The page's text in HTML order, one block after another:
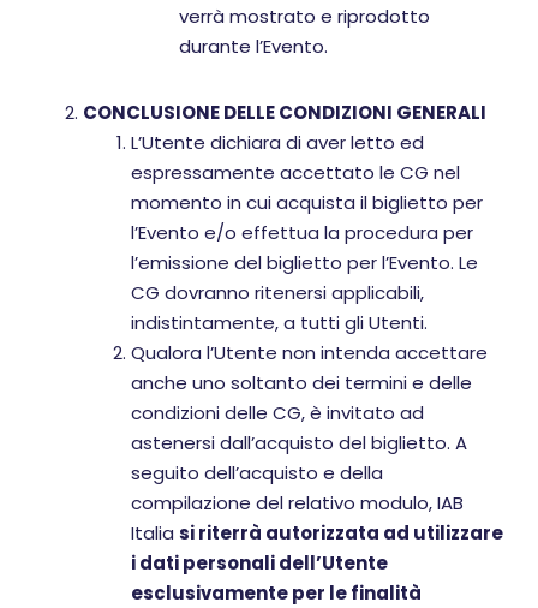
verrà mostrato e riprodotto
durante l’Evento.
CONCLUSIONE DELLE CONDIZIONI GENERALI
L’Utente dichiara di aver letto ed
espressamente accettato le CG nel
momento in cui acquista il biglietto per
l’Evento e/o effettua la procedura per
l’emissione del biglietto per l’Evento. Le
CG dovranno ritenersi applicabili,
indistintamente, a tutti gli Utenti.
Qualora l’Utente non intenda accettare
anche uno soltanto dei termini e delle
condizioni delle CG, è invitato ad
astenersi dall’acquisto del biglietto. A
seguito dell’acquisto e della
compilazione del relativo modulo, IAB
Italia si riterrà autorizzata ad utilizzare
i dati personali dell’Utente
esclusivamente per le finalità